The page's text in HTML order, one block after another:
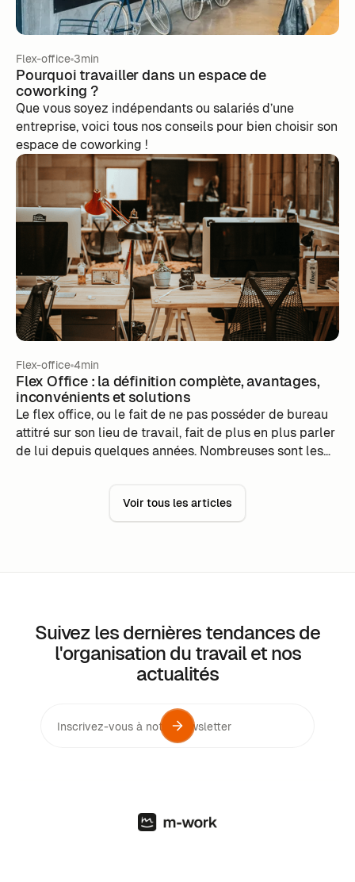
Flex-office 3min
Pourquoi travailler dans un espace de
coworking ?
Que vous soyez indépendants ou salariés d’une
entreprise, voici tous nos conseils pour bien choisir son
espace de coworking !
Flex-office 4min
Flex Office : la définition complète, avantages,
inconvénients et solutions
Le flex office, ou le fait de ne pas posséder de bureau
attitré sur son lieu de travail, fait de plus en plus parler
de lui depuis quelques années. Nombreuses sont les
Selon une étude Deskeo publiée en mars 2021, 16%
des entreprises ont déjà adopté cette façon de
Voir tous les articles
Suivez les dernières tendances de
l'organisation du travail et nos
actualités